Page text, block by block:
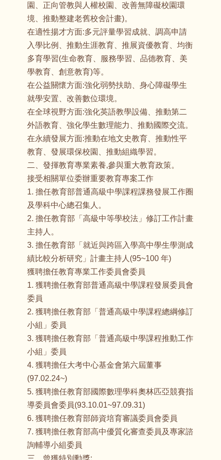
園、正向管教與人權校園、改善無障礙校園環
境、推動整建老舊校舍計畫)。
在適性揚才方面:多元評量學習成就、調高申請
入學比例、推動生涯教育、推展資優教育、均衡
多育學習(生命教育、服務學習、品德教育、美
學教育、創意教育)等。
在公益關懷方面:強化弱勢扶助、身心障礙學生
就學安置、改善數位環境。
在全球視野方面:強化英語教學設備、推動第二
外語教育、強化學生數理能力、推動國際交流。
在永續發展方面:推動在地文史教育、推動性平
教育、發展環保校園、推動組織學習。
二、發揮教育專業素養,參與重大教育政策。
接受相關單位委辦重要教育專案工作
1. 擔任教育部普通高級中學課程課務發展工作圈
及學科中心總召集人。
2. 擔任教育部「高級中等學校法」修訂工作計畫
主持人。
3. 擔任教育部「就近與跨區入學高中學生學測成
績比較分析研究」計畫主持人(95~100 年)
獲聘擔任教育專業工作委員會委員
1. 獲聘擔任教育部普通高級中學課程發展委員會
委員
2. 獲聘擔任教育部「普通高級中學課程總綱修訂
小組」委員
3. 獲聘擔任教育部「普通高級中學課程推動工作
小組」委員
4. 獲聘擔任大考中心基金會第六屆董事
(97.02.24~)
5. 獲聘擔任教育部國際數理學科奧林匹亞競賽指
導委員會委員(93.10.01~97.09.31)
6. 獲聘擔任教育部師資培育審議委員會委員
7. 獲聘擔任教育部高中優質化審查委員及專家諮
詢輔導小組委員
三、曾獲特別勳獎: